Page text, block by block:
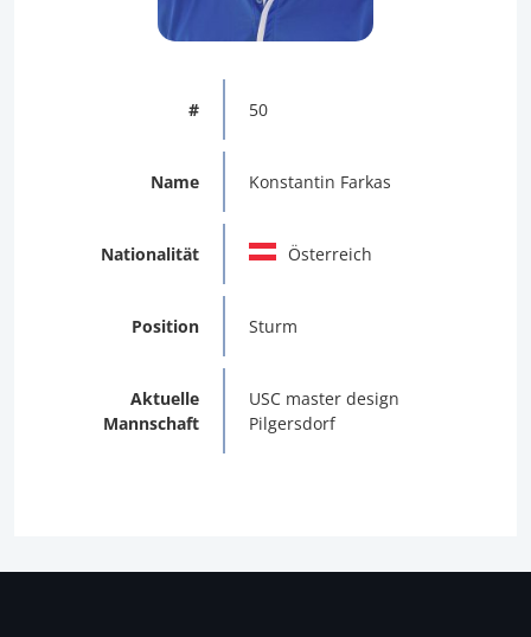
# 50
Name Konstantin Farkas
Nationalität Österreich
Position Sturm
Aktuelle
Mannschaft
USC master design
Pilgersdorf